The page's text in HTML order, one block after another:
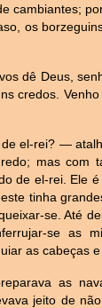
cambiantes;
os
dê Deus,
credos.
el-rei? —
mas com
de el-rei. Ele
tinha
se. Até
se as
as cabeças
as
jeito de